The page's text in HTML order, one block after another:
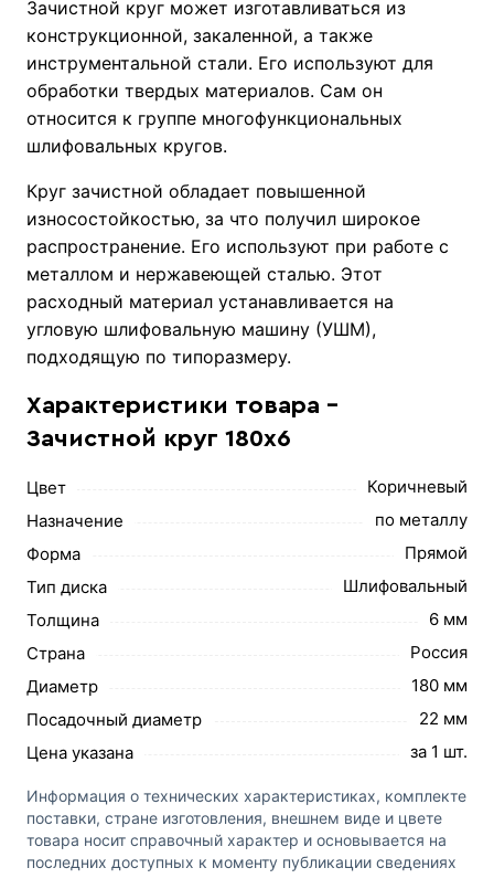
Зачистной круг может изготавливаться из
конструкционной, закаленной, а также
инструментальной стали. Его используют для
обработки твердых материалов. Сам он
относится к группе многофункциональных
шлифовальных кругов.
Круг зачистной обладает повышенной
износостойкостью, за что получил широкое
распространение. Его используют при работе с
металлом и нержавеющей сталью. Этот
расходный материал устанавливается на
угловую шлифовальную машину (УШМ),
подходящую по типоразмеру.
Характеристики товара -
Зачистной круг 180х6
Цвет
Коричневый
Назначение
по металлу
Форма
Прямой
Тип диска
Шлифовальный
Толщина
6 мм
Страна
Россия
Диаметр
180 мм
Посадочный диаметр
22 мм
Цена указана
за 1 шт.
Информация о технических характеристиках, комплекте
поставки, стране изготовления, внешнем виде и цвете
товара носит справочный характер и основывается на
последних доступных к моменту публикации сведениях